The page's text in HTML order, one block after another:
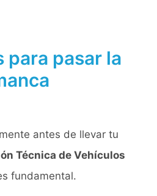
para pasar la
antes de llevar tu
Técnica de Vehículos
fundamental.